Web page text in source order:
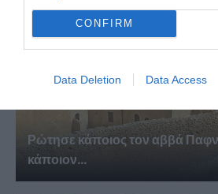
CONFIRM
Data Deletion Data Access
Ρώτησε κάποιος τον αββά
κάποιον...